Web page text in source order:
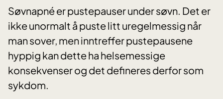
Søvnapné er pustepauser under søvn. Det er
ikke unormalt å puste litt uregelmessig når
man sover, men inntreffer pustepausene
hyppig kan dette ha helsemessige
konsekvenser og det defineres derfor som
sykdom.